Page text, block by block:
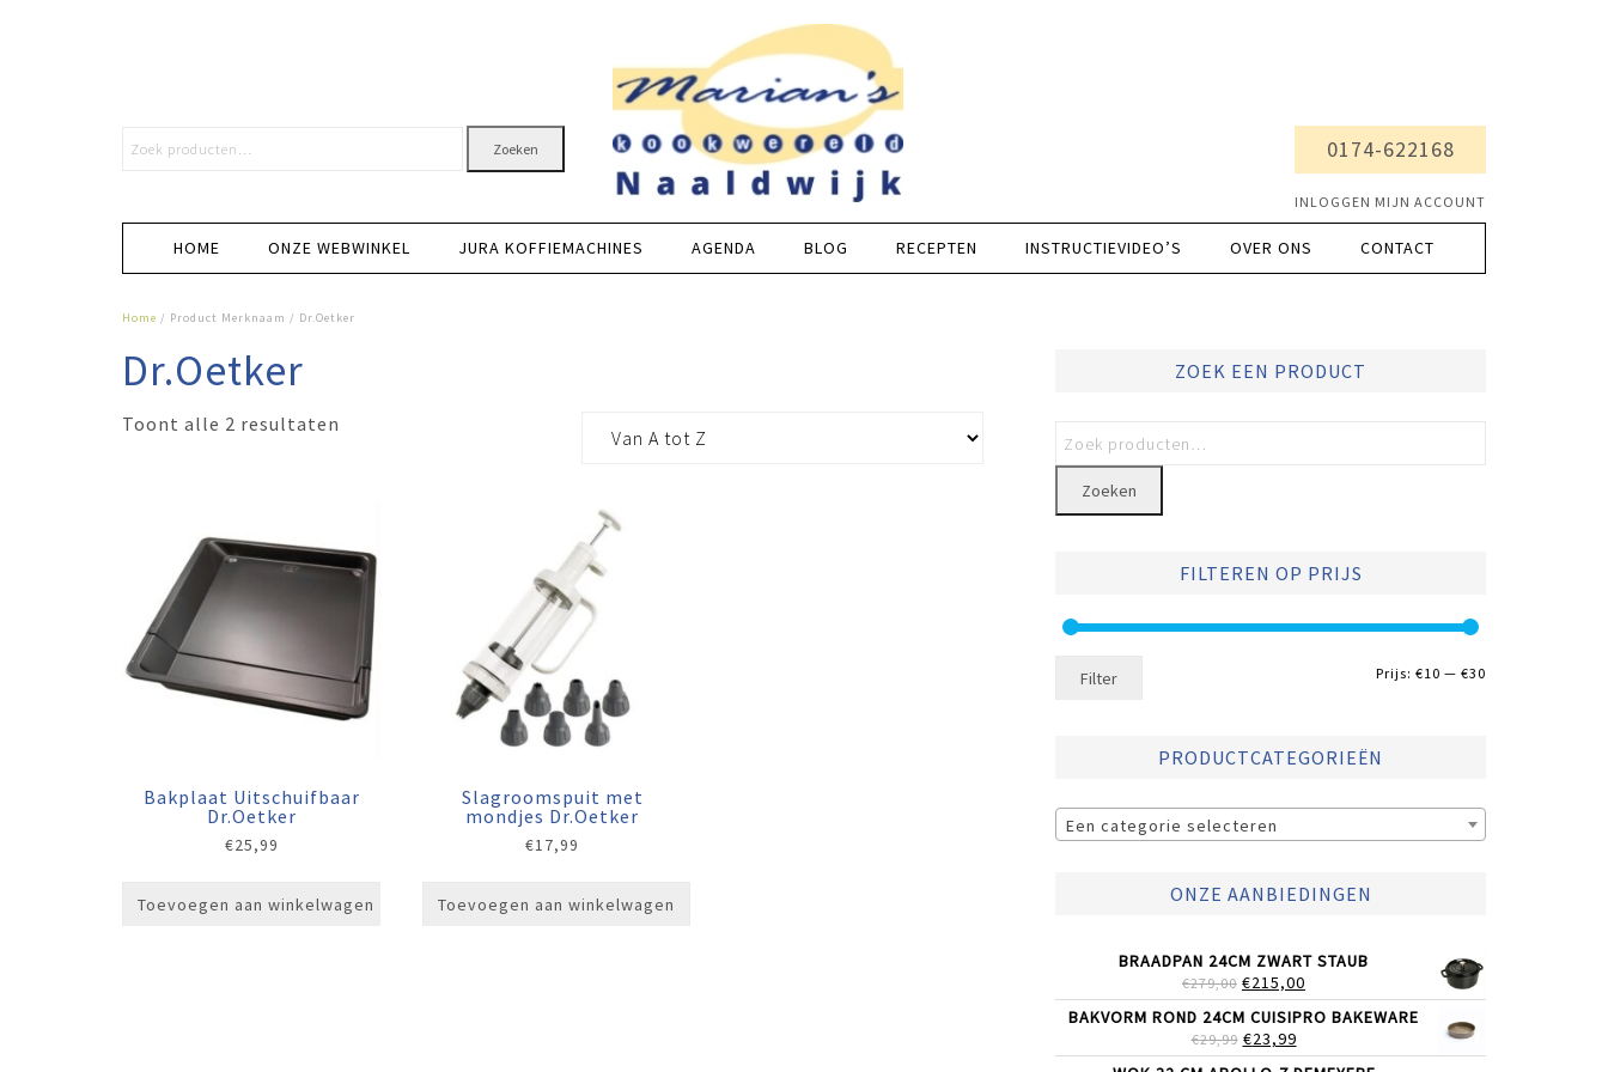
Zoeken 0174-622168
INLOGGEN MIJN ACCOUNT
HOME ONZE WEBWINKEL JURA KOFFIEMACHINES AGENDA BLOG RECEPTEN INSTRUCTIEVIDEO’S OVER ONS CONTACT
Home / Product Merknaam / Dr.Oetker
Dr.Oetker
Toont alle 2 resultaten
Bakplaat Uitschuifbaar
Dr.Oetker
€25,99
Toevoegen aan winkelwagen
Slagroomspuit met
mondjes Dr.Oetker
€17,99
Toevoegen aan winkelwagen
ZOEK EEN PRODUCT
Zoeken
FILTEREN OP PRIJS
Filter Prijs: €10 — €30
PRODUCTCATEGORIEËN
Een categorie selecteren
ONZE AANBIEDINGEN
BRAADPAN 24CM ZWART STAUB
€279,00 OORSPRONKELIJKE
PRIJS
WAS:
€279,00.
€215,00
PRIJS
IS:
BAKVORM ROND 24CM CUISIPRO BAKEWARE
€29,99 OORSPRONKELIJKE
PRIJS
€23,99HUIDIGE
PRIJS